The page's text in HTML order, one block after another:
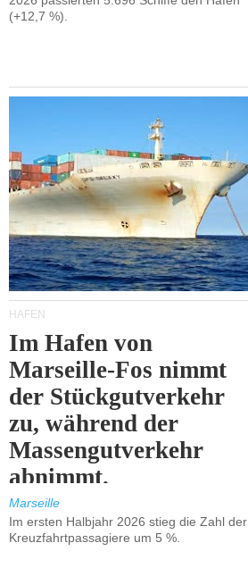
(+12,7 %).
HÄFEN
Im Hafen von
Marseille-Fos nimmt
der Stückgutverkehr
zu, während der
Massengutverkehr
abnimmt.
Marseille
Im ersten Halbjahr 2026 stieg die Zahl der
Kreuzfahrtpassagiere um 5 %.